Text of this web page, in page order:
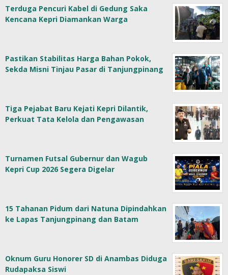
Terduga Pencuri Kabel di Gedung Saka
Kencana Kepri Diamankan Warga
Pastikan Stabilitas Harga Bahan Pokok,
Sekda Misni Tinjau Pasar di Tanjungpinang
Tiga Pejabat Baru Kejati Kepri Dilantik,
Perkuat Tata Kelola dan Pengawasan
Turnamen Futsal Gubernur dan Wagub
Kepri Cup 2026 Segera Digelar
15 Tahanan Pidum dari Natuna Dipindahkan
ke Lapas Tanjungpinang dan Batam
Oknum Guru Honorer SD di Anambas Diduga
Rudapaksa Siswi